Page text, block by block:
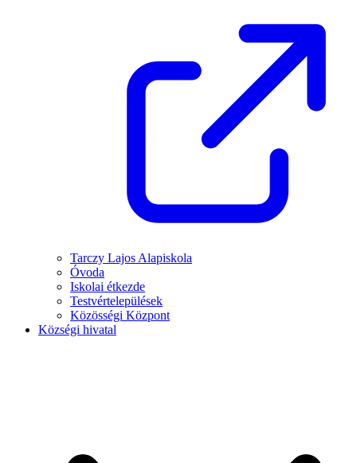
Tarczy Lajos Alapiskola
Óvoda
Iskolai étkezde
Testvértelepülések
Közösségi Központ
Községi hivatal